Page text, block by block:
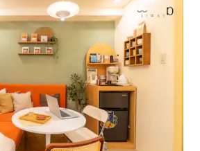
kategorii Wybór gości